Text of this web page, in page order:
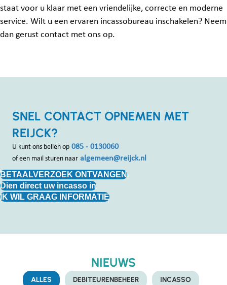
staat voor u klaar met een vriendelijke, correcte en moderne
service. Wilt u een ervaren incassobureau inschakelen? Neem
dan gerust contact met ons op.
SNEL CONTACT OPNEMEN MET
REIJCK?
U kunt ons bellen op 085 - 0130060
of een mail sturen naar algemeen@reijck.nl
BETAALVERZOEK ONTVANGEN
Dien direct uw incasso in
IK WIL GRAAG INFORMATIE
NIEUWS
ALLES DEBITEURENBEHEER INCASSO